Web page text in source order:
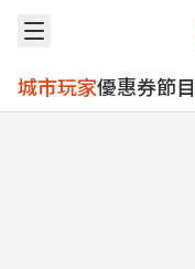
城市玩家優惠券節目